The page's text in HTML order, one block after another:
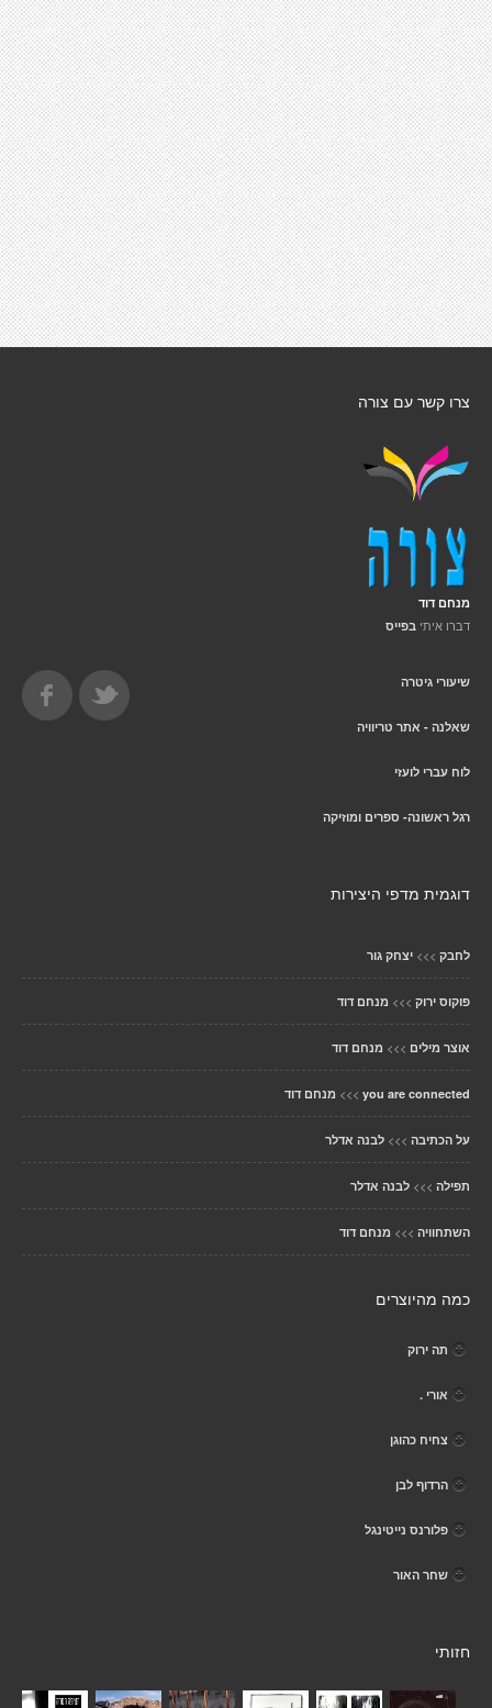
צרו קשר עם צורה
מנחם דוד
דברו איתי בפייס
שיעורי גיטרה
שאלנה - אתר טריוויה
לוח עברי לועזי
רגל ראשונה- ספרים ומוזיקה
דוגמית מדפי היצירות
לחבק >>> יצחק גור
פוקוס ירוק >>> מנחם דוד
אוצר מילים >>> מנחם דוד
you are connected
>>> מנחם דוד
על הכתיבה >>> לבנה אדלר
תפילה >>> לבנה אדלר
השתחוויה >>> מנחם דוד
כמה מהיוצרים
תה ירוק
אורי .
צחיח כהוגן
הרדוף לבן
פלורנס נייטינגל
שחר האור
חזותי